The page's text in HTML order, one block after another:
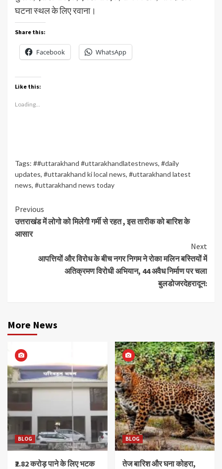
घटना स्थल के लिए रवाना।
Share this:
Facebook WhatsApp
Like this:
Loading...
Tags: ##uttarakhand #uttarakhandlatestnews, #daily
updates, #uttarakhand ki local news, #uttarakhand latest
news, #uttarakhand news today
Continue
Reading
Previous
उत्तराखंड में लोगो को मिलेगी गर्मी से रहत , इस तारीक को बारिश के
आसार
Next
आपत्तियों और विरोध के बीच नगर निगम ने रोका मलिन बस्तियों में
अतिक्रमण विरोधी अभियान, 44 अवैध निर्माण पर चला
बुलडोजरदेहरादून:
More News
BLOG
₹2.82 करोड़ पाने के लिए भटक
BLOG
तेज बारिश और घना कोहरा,